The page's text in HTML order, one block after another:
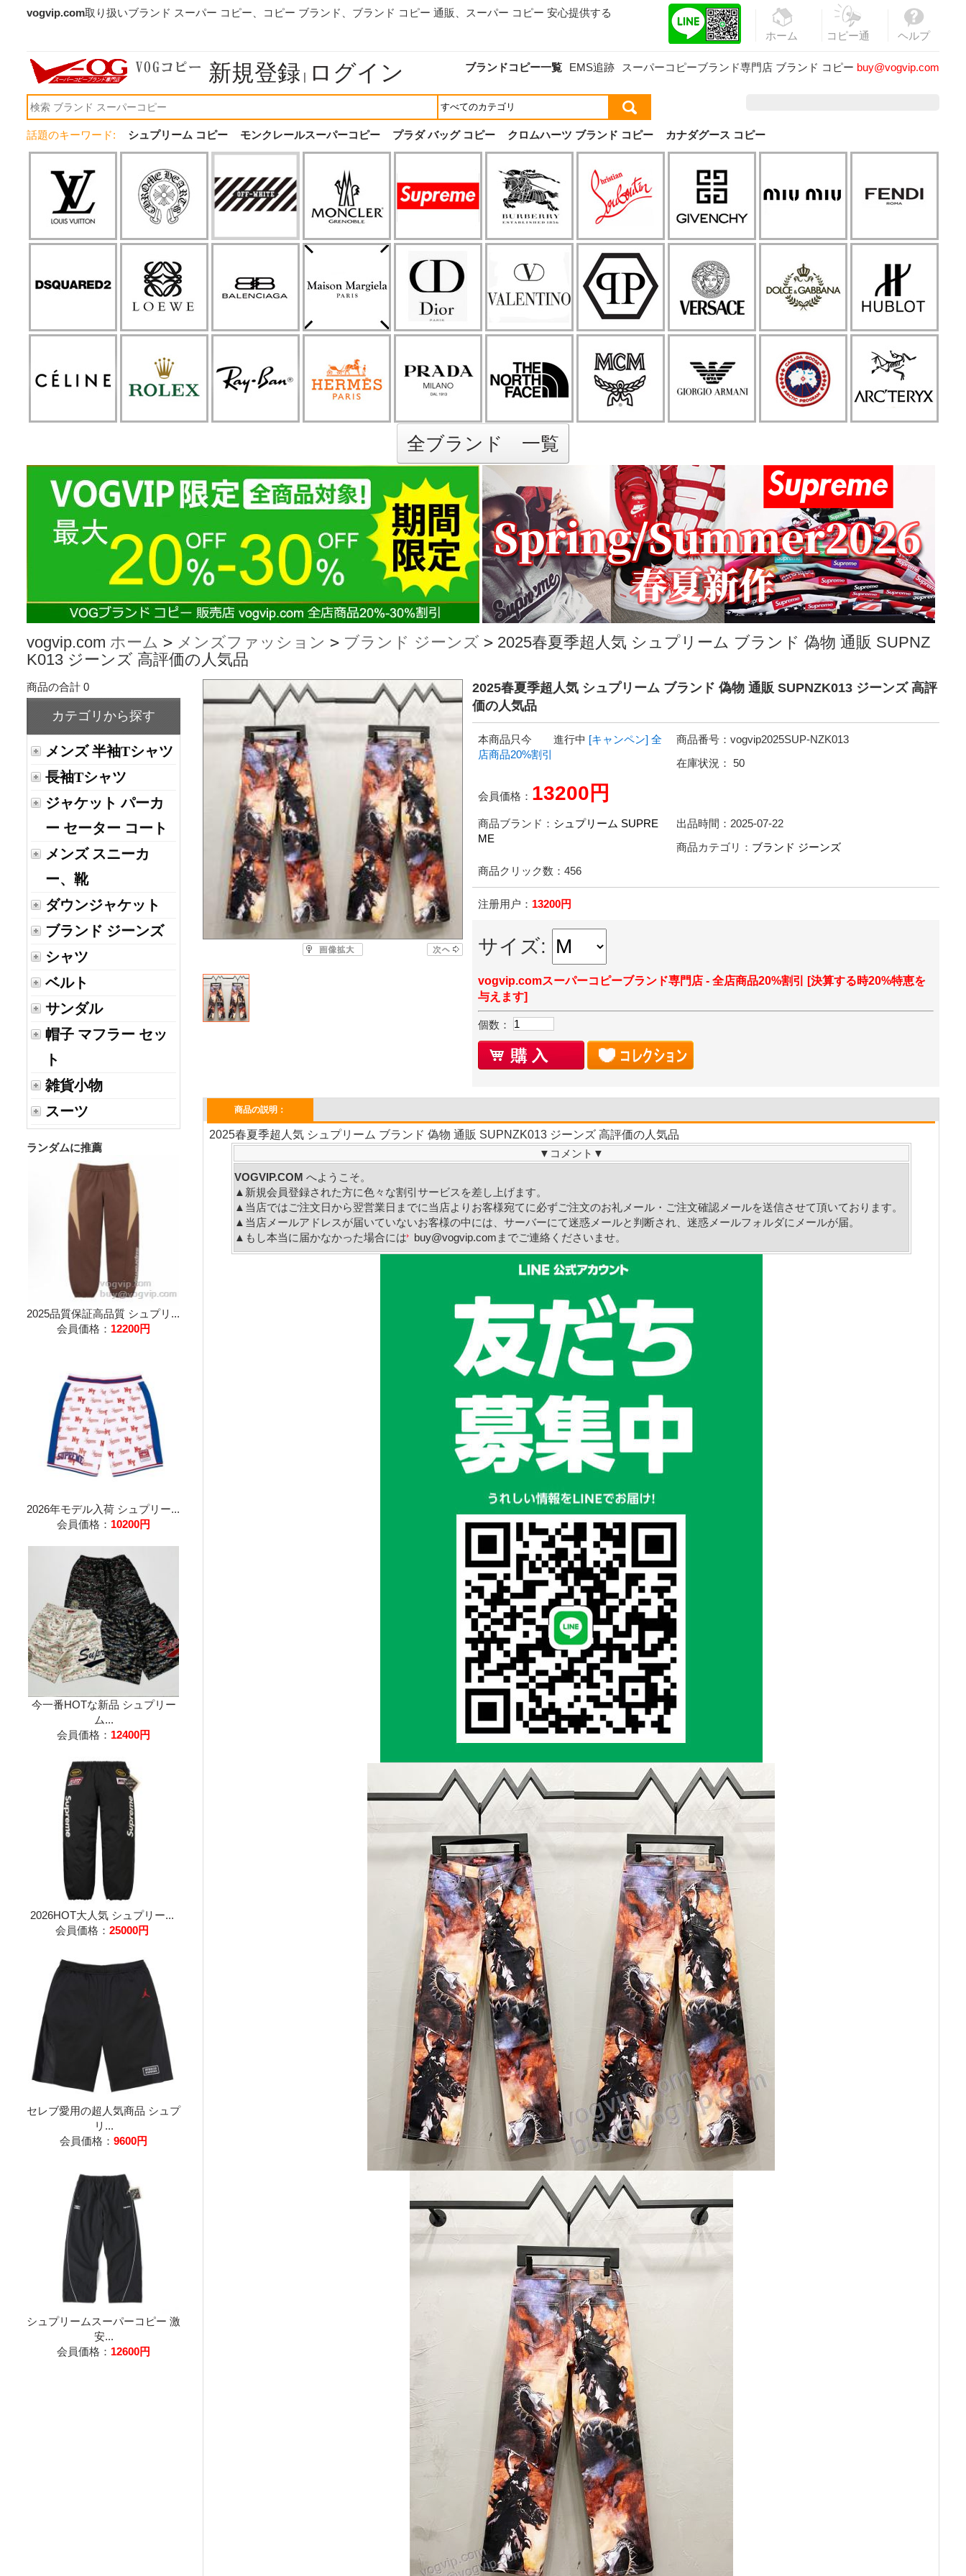
vogvip.com取り扱いブランド スーパー コピー、コピー ブランド、 ブランド コピー 通販
、スーパー コピー 安心提供する
ホーム
コピー通
ヘルプ
新規登録 | ログイン ブランドコピー一覧 EMS追跡 スーパーコピーブランド専門店 ブランド コピー buy@vogvip.com
話題のキーワード: シュプリーム コピー モンクレールスーパーコピー プラダ バッグ コピー クロムハーツ ブランド コピー カナダグース コピー
全ブランド 一覧
vogvip.com ホーム > メンズファッション > ブランド ジーンズ > 2025春夏季超人気 シュプリーム ブランド 偽物 通販 SUPNZ
K013 ジーンズ 高評価の人気品
商品の合計 0
カテゴリから探す
メンズ 半袖Tシャツ
長袖Tシャツ
ジャケット パーカ
ー セーター コート
メンズ スニーカ
ー、靴
ダウンジャケット
ブランド ジーンズ
シャツ
ベルト
サンダル
帽子 マフラー セッ
ト
雑貨小物
スーツ
ランダムに推薦
2025品質保証高品質 シュプリ...
会員価格： 12200円
2026年モデル入荷 シュプリー...
会員価格： 10200円
今一番HOTな新品 シュプリー
ム...
会員価格： 12400円
2026HOT大人気 シュプリー...
会員価格： 25000円
セレブ愛用の超人気商品 シュプ
リ...
会員価格： 9600円
シュプリームスーパーコピー 激
安...
会員価格： 12600円
2025春夏季超人気 シュプリーム ブランド 偽物 通販 SUPNZK013 ジーンズ 高評
価の人気品
本商品只今 進行中 [キャンペン] 全
店商品20%割引
商品番号： vogvip2025SUP-NZK013
在庫状況： 50
会員価格： 13200円
商品ブランド： シュプリーム SUPRE
ME
出品時間： 2025-07-22
商品カテゴリ： ブランド ジーンズ
商品クリック数： 456
注册用户： 13200円
サイズ:
vogvip.comスーパーコピーブランド専門店 - 全店商品20%割引 [決算する時20%特恵を
与えます]
個数：
商品の説明：
2025春夏季超人気 シュプリーム ブランド 偽物 通販 SUPNZK013 ジーンズ 高評価の人気品
▼ コメント ▼
VOGVIP.COM へようこそ。
▲新規会員登録された方に色々な割引サービスを差し上げます。
▲当店ではご注文日から翌営業日までに当店よりお客様宛てに必ずご注文のお礼メール・ご注文確認メールを送信させて頂いております。
▲当店メールアドレスが届いていないお客様の中には、サーバーにて迷惑メールと判断され、迷惑メールフォルダにメールが届。
▲もし本当に届かなかった場合には
buy@vogvip.com までご連絡くださいませ。